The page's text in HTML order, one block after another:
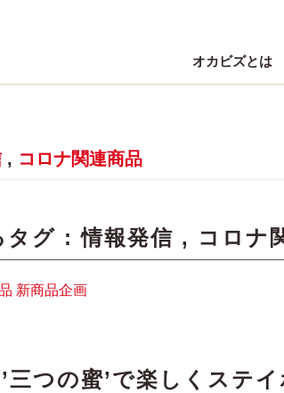
オカビズとは
, コロナ関連商品
タグ :情報発信 , コロナ
新商品企画
三つの蜜’で楽しくステ